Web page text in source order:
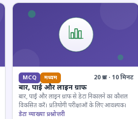
MCQ मध्यम 20 प्रश्न · 10 मिनट
बार, पाई और लाइन ग्राफ
बार, पाई और लाइन ग्राफ से डेटा निकालने का कौशल
विकसित करें। प्रतियोगी परीक्षाओं के लिए आवश्यक।
डेटा व्याख्या प्रश्नोत्तरी